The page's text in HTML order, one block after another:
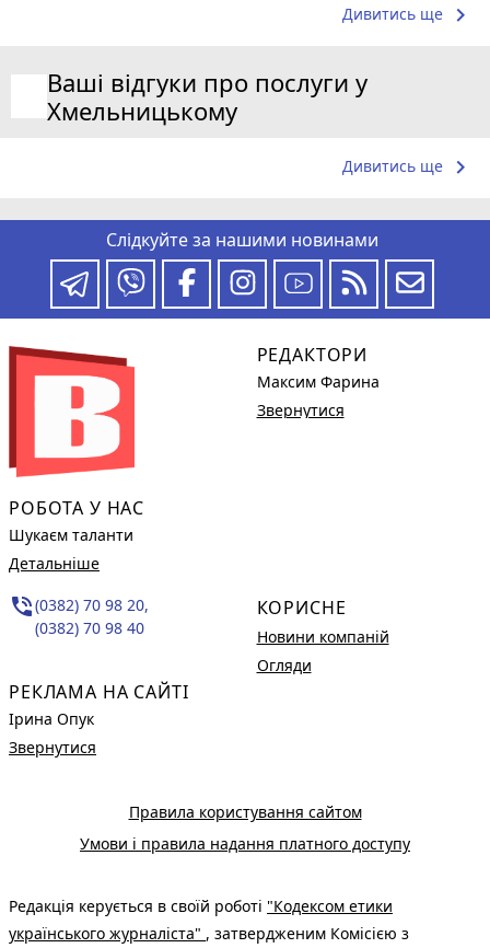
Дивитись ще keyboard_arrow_right
Ваші відгуки про послуги у
Хмельницькому
Дивитись ще keyboard_arrow_right
Слідкуйте за нашими новинами
РОБОТА У НАС
Шукаєм таланти
Детальніше
phone_in_talk(0382) 70 98 20,
(0382) 70 98 40
РЕКЛАМА НА САЙТІ
Ірина Опук
Звернутися
РЕДАКТОРИ
Максим Фарина
Звернутися
КОРИСНЕ
Новини компаній
Огляди
Правила користування сайтом
Умови і правила надання платного доступу
Редакція керується в своїй роботі "Кодексом етики
українського журналіста" , затвердженим Комісією з